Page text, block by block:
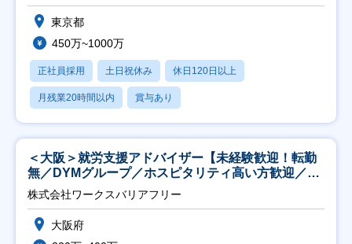
東京都
450万~1000万
正社員採用 土日祝休み 休日120日以上
月残業20時間以内 賞与あり
＜大阪＞就労支援アドバイザー【未経験歓迎！転勤
無／DYMグループ／ホスピタリティ高い方歓迎／土
日祝】
株式会社ワークスバリアフリー
大阪府